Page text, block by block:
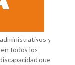
y
en todos los
que